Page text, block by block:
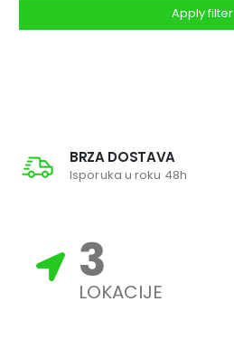
Apply filter
BRZA DOSTAVA
Isporuka u roku 48h
3
LOKACIJE